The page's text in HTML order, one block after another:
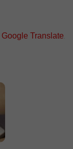
Google Translate